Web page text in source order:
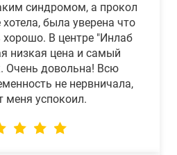
синдромом, а прокол
была уверена что
В центре "Инлаб
низкая цена и самый
Очень довольна! Всю
не нервничала,
меня успокоил.